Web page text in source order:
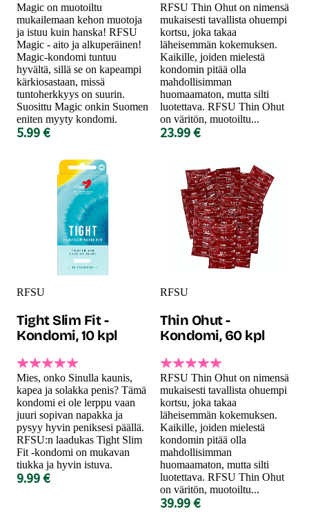
Magic on muotoiltu
mukailemaan kehon muotoja
ja istuu kuin hanska! RFSU
Magic - aito ja alkuperäinen!
Magic-kondomi tuntuu
hyvältä, sillä se on kapeampi
kärkiosastaan, missä
tuntoherkkyys on suurin.
Suosittu Magic onkin Suomen
eniten myyty kondomi.
5.99 €
RFSU Thin Ohut on nimensä
mukaisesti tavallista ohuempi
kortsu, joka takaa
läheisemmän kokemuksen.
Kaikille, joiden mielestä
kondomin pitää olla
mahdollisimman
huomaamaton, mutta silti
luotettava. RFSU Thin Ohut
on väritön, muotoiltu...
23.99 €
RFSU
Tight Slim Fit -
Kondomi, 10 kpl
Mies, onko Sinulla kaunis,
kapea ja solakka penis? Tämä
kondomi ei ole lerppu vaan
juuri sopivan napakka ja
pysyy hyvin peniksesi päällä.
RFSU:n laadukas Tight Slim
Fit -kondomi on mukavan
tiukka ja hyvin istuva.
9.99 €
RFSU
Thin Ohut -
Kondomi, 60 kpl
RFSU Thin Ohut on nimensä
mukaisesti tavallista ohuempi
kortsu, joka takaa
läheisemmän kokemuksen.
Kaikille, joiden mielestä
kondomin pitää olla
mahdollisimman
huomaamaton, mutta silti
luotettava. RFSU Thin Ohut
on väritön, muotoiltu...
39.99 €